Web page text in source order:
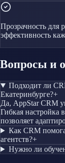
Прозрачность для
эффективность
Вопросы и
Подходит ли
Екатеринбурге?+
Да, AppStar CRM
Гибкая настройка
позволяет
Как CRM
агентств?+
Нужно ли